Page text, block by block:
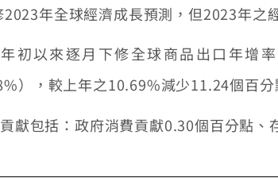
年全球經濟成長預測，但2023年之
初以來逐月下修全球商品出口年增
），較上年之10.69%減少11.24個百分
獻包括：政府消費貢獻0.30個百分點